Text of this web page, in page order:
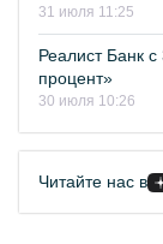
31 июля 11:25
Реалист Банк
процент»
30 июля 10:26
Читайте нас в